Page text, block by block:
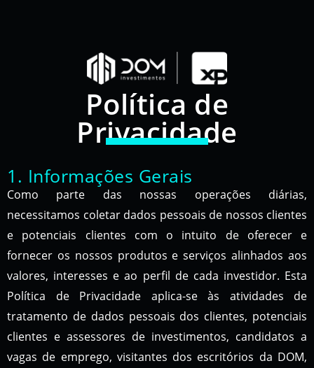
Política de
Privacidade
1. Informações Gerais
Como parte das nossas operações diárias,
necessitamos coletar dados pessoais de nossos clientes
e potenciais clientes com o intuito de oferecer e
fornecer os nossos produtos e serviços alinhados aos
valores, interesses e ao perfil de cada investidor. Esta
Política de Privacidade aplica-se às atividades de
tratamento de dados pessoais dos clientes, potenciais
clientes e assessores de investimentos, candidatos a
vagas de emprego, visitantes dos escritórios da DOM,